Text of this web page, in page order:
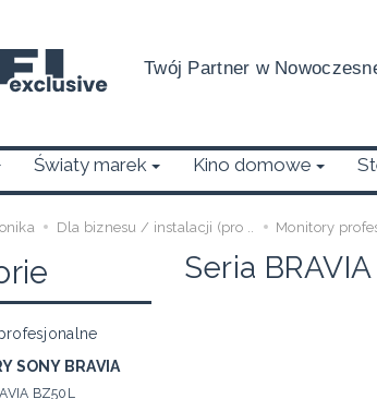
Twój Partner w
Światy marek Kino domowe
Dla biznesu / instalacji (pro .. Monitory
Seria
SONY BRAVIA
BZ50L